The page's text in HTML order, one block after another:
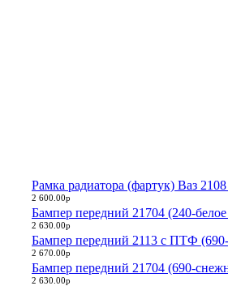
Рамка радиатора (фартук) Ваз
2 600.00р
Бампер передний 21704 (240-
2 630.00р
Бампер передний 2113 с ПТФ
2 670.00р
Бампер передний 21704 (690-
2 630.00р